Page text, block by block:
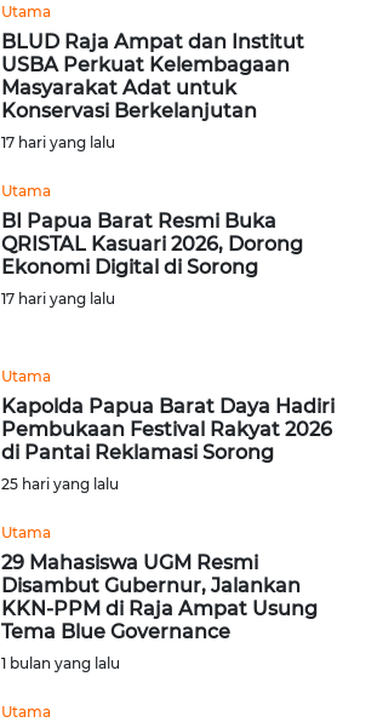
Utama
BLUD Raja Ampat dan Institut
USBA Perkuat Kelembagaan
Masyarakat Adat untuk
Konservasi Berkelanjutan
17 hari yang lalu
Utama
BI Papua Barat Resmi Buka
QRISTAL Kasuari 2026, Dorong
Ekonomi Digital di Sorong
17 hari yang lalu
Utama
Kapolda Papua Barat Daya Hadiri
Pembukaan Festival Rakyat 2026
di Pantai Reklamasi Sorong
25 hari yang lalu
Utama
29 Mahasiswa UGM Resmi
Disambut Gubernur, Jalankan
KKN-PPM di Raja Ampat Usung
Tema Blue Governance
1 bulan yang lalu
Utama